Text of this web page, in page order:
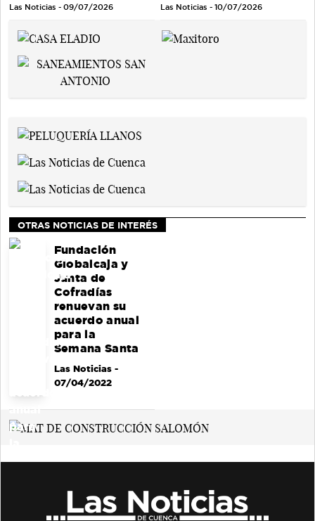
Las Noticias - 09/07/2026 Las Noticias - 10/07/2026
OTRAS NOTICIAS DE INTERÉS
Fundación
Globalcaja y
Junta de
Cofradías
renuevan su
acuerdo anual
para la
Semana Santa
Las Noticias-
07/04/2022